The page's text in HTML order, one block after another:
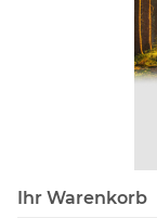
Ihr Warenkorb